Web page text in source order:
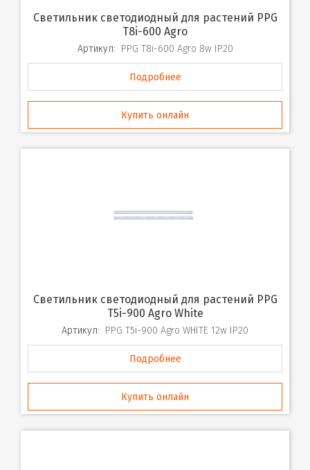
Светильник светодиодный для растений PPG
T8i-600 Agro
Артикул: PPG T8i-600 Agro 8w IP20
Подробнее
Купить онлайн
Светильник светодиодный для растений PPG
T5i-900 Agro White
Артикул: PPG T5i-900 Agro WHITE 12w IP20
Подробнее
Купить онлайн